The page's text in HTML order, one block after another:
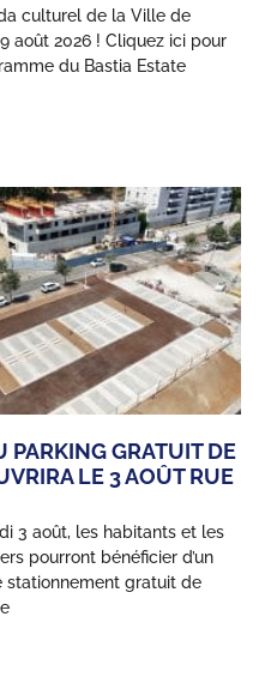
culturel de la Ville de
août 2026 ! Cliquez ici pour
du Bastia Estate
PARKING GRATUIT DE
LE 3 AOÛT RUE
3 août, les habitants et les
pourront bénéficier d’un
stationnement gratuit de